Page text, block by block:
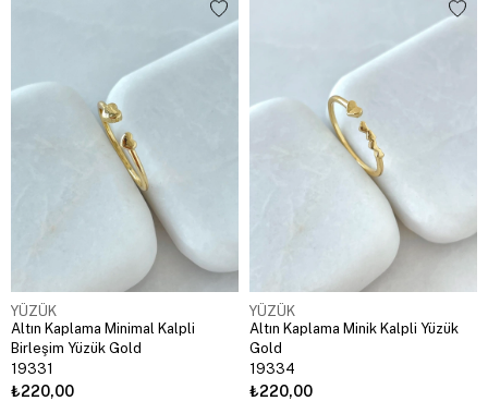
YÜZÜK
Altın Kaplama Minimal Kalpli
Birleşim Yüzük Gold
19331
₺220,00
YÜZÜK
Altın Kaplama Minik Kalpli Yüzük
Gold
19334
₺220,00